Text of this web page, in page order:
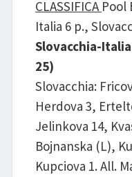
CLASSIFICA Pool
Italia 6 p.,
Slovacchia-
25)
Slovacchia:
Herdova 3,
Jelinkova 14,
Bojnanska (L),
Kupciova 1. All.